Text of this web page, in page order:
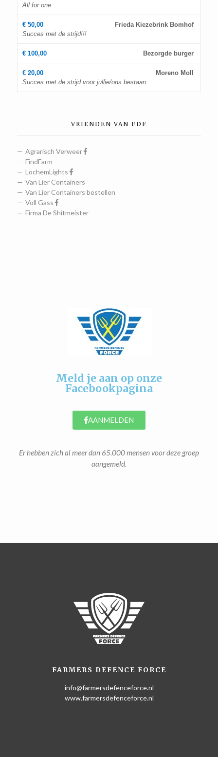
All for one
Frieda Kiezebrink Bomhof
€ 50,00
Succes met de strijd!!!
Bezorgde burger
€ 100,00
Moreno Moll
€ 20,00
Succes met de strijd voor jullie/ons bestaan.
VRIENDEN VAN FDF
Agrarisch Verweer
FindFarm
LochemLights
Van Lier Containers
Van Lier Containers bestellen
Voll Gass
Firma De Shitmeister
Meld je aan op onze
Facebookpagina
AANMELDEN
Er hebben zich al meer dan 65.000 mensen voor deze groep
aangemeld.
FARMERS DEFENCE FORCE
info@farmersdefenceforce.nl
www.farmersdefenceforce.nl